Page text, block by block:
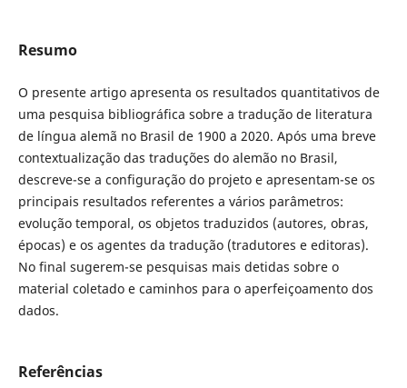
Resumo
O presente artigo apresenta os resultados quantitativos de
uma pesquisa bibliográfica sobre a tradução de literatura
de língua alemã no Brasil de 1900 a 2020. Após uma breve
contextualização das traduções do alemão no Brasil,
descreve-se a configuração do projeto e apresentam-se os
principais resultados referentes a vários parâmetros:
evolução temporal, os objetos traduzidos (autores, obras,
épocas) e os agentes da tradução (tradutores e editoras).
No final sugerem-se pesquisas mais detidas sobre o
material coletado e caminhos para o aperfeiçoamento dos
dados.
Referências